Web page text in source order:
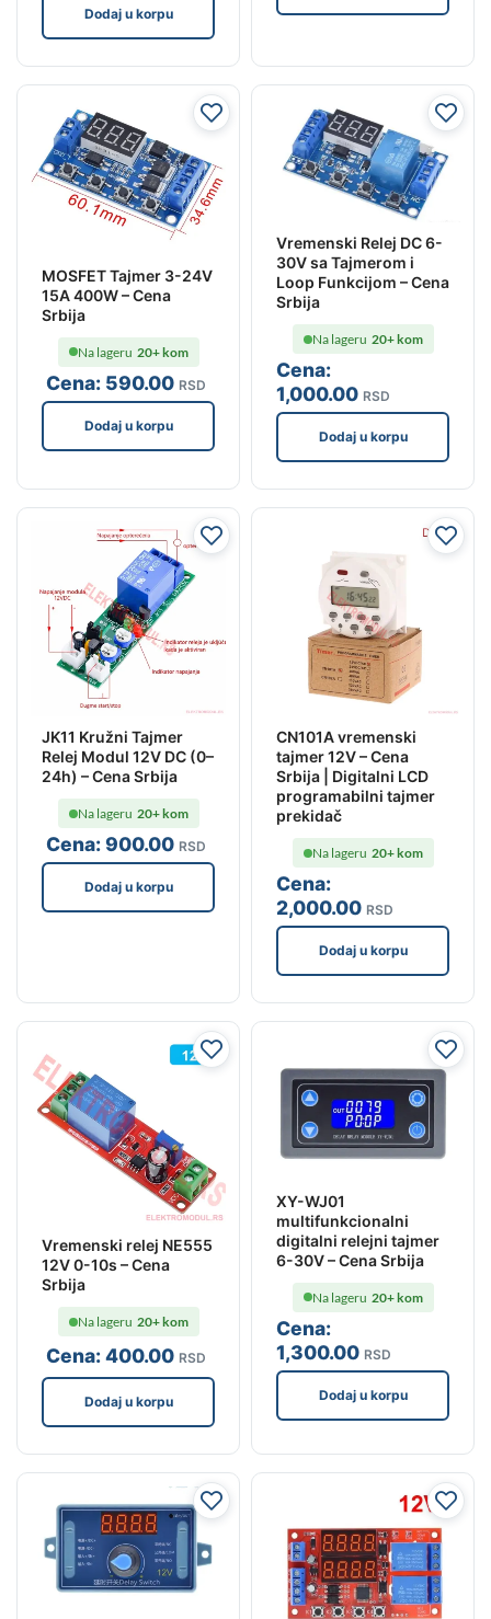
Dodaj u korpu
MOSFET Tajmer 3-24V
15A 400W – Cena
Srbija
Cena: 590.00 RSD
Na lageru 20+ kom
Dodaj u korpu
Vremenski Relej DC 6-
30V sa Tajmerom i
Loop Funkcijom – Cena
Srbija
Cena:
1,000.00 RSD
Na lageru 20+ kom
Dodaj u korpu
JK11 Kružni Tajmer
Relej Modul 12V DC (0–
24h) – Cena Srbija
Cena:900.00 RSD
Na lageru 20+ kom
Dodaj u korpu
CN101A vremenski
tajmer 12V – Cena
Srbija | Digitalni LCD
programabilni tajmer
prekidač
Cena:
2,000.00 RSD
Na lageru 20+ kom
Dodaj u korpu
Vremenski relej NE555
12V 0-10s – Cena
Srbija
Cena:400.00 RSD
Na lageru 20+ kom
Dodaj u korpu
XY-WJ01
multifunkcionalni
digitalni relejni tajmer
6-30V – Cena Srbija
Cena:
1,300.00 RSD
Na lageru 20+ kom
Dodaj u korpu